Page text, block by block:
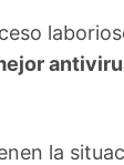
la